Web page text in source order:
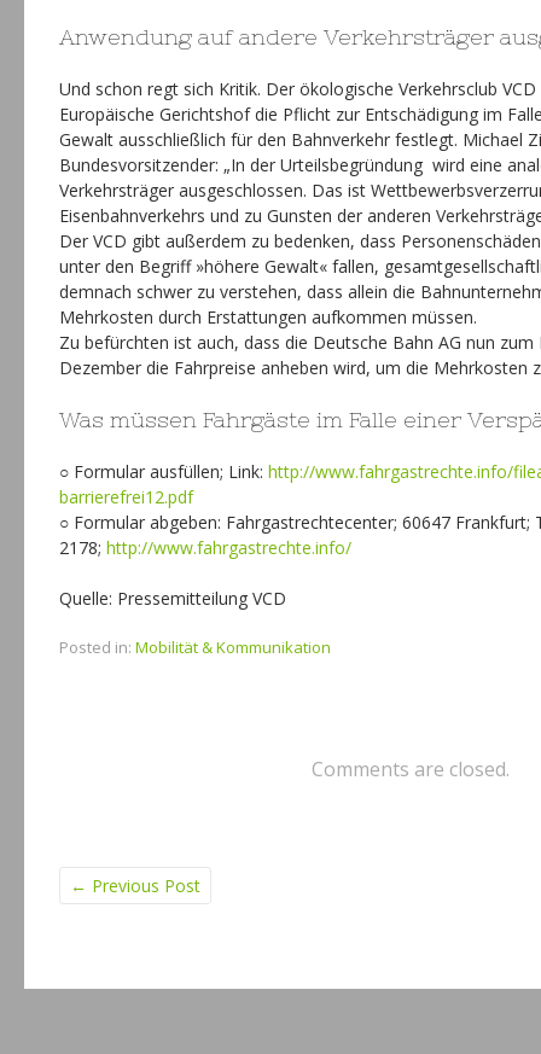
Anwendung auf andere Verkehrsträger
Und schon regt sich Kritik. Der ökologische Verkehrsclub
Europäische Gerichtshof die Pflicht zur Entschädigung im
Gewalt ausschließlich für den Bahnverkehr festlegt. Michael
Bundesvorsitzender: „In der Urteilsbegründung wird eine
Verkehrsträger ausgeschlossen. Das ist
Eisenbahnverkehrs und zu Gunsten der anderen
Der VCD gibt außerdem zu bedenken, dass
unter den Begriff »höhere Gewalt« fallen,
demnach schwer zu verstehen, dass allein die
Mehrkosten durch Erstattungen aufkommen müssen.
Zu befürchten ist auch, dass die Deutsche Bahn AG nun zum
Dezember die Fahrpreise anheben wird, um die Mehrkosten
Was müssen Fahrgäste im Falle einer
○ Formular ausfüllen; Link: http://www.fahrgastrechte.info/
barrierefrei12.pdf
○ Formular abgeben: Fahrgastrechtecenter; 60647 Frankfurt;
2178; http://www.fahrgastrechte.info/
Quelle: Pressemitteilung VCD
Posted in: Mobilität & Kommunikation
Comments are closed.
← Previous Post